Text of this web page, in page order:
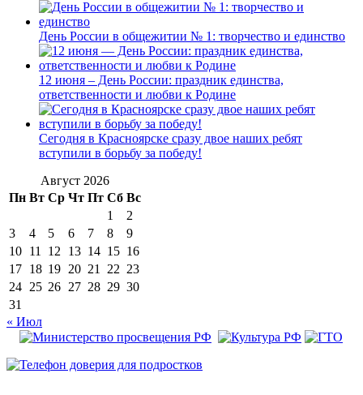
День России в общежитии № 1: творчество и единство
12 июня – День России: праздник единства,
ответственности и любви к Родине
Сегодня в Красноярске сразу двое наших ребят
вступили в борьбу за победу!
Август 2026
Пн Вт Ср Чт Пт Сб Вс
1
2
3
4 5 6 7 8
9
10 11 12 13 14 15 16
17 18 19 20 21 22 23
24 25 26 27 28 29 30
31
« Июл